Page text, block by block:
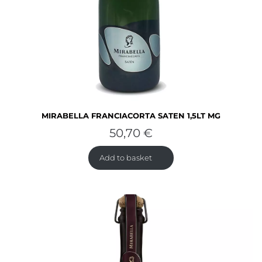
MIRABELLA FRANCIACORTA SATEN 1,5LT MG
50,70 €
Add to basket